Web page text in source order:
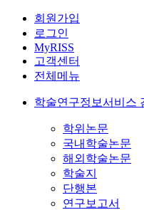
회원가입
로그인
MyRISS
고객센터
전체메뉴
학술연구정보서비스
학위논문
국내학술논문
해외학술논문
학술지
단행본
연구보고서